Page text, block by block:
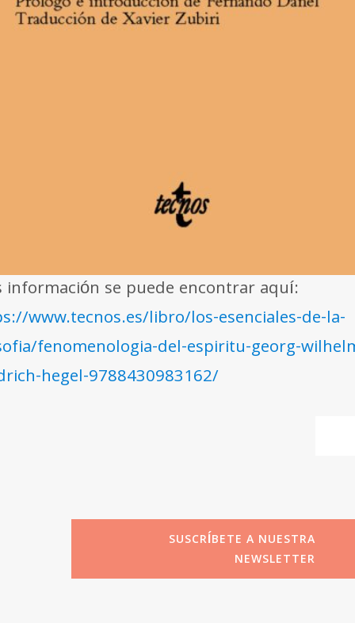
información se puede encontrar aquí:
www.tecnos.es/libro/los-esenciales-de-la-
fenomenologia-del-espiritu-georg-
hegel-9788430983162/
SUSCRÍBETE A NUESTRA
NEWSLETTER